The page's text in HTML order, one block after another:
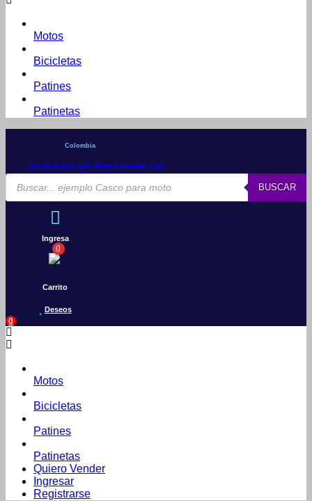
Motos
Bicicletas
Patines
Patinetas
Colombia
Conoce por qué debes vender con
Mercleta
Búsqueda
productos
BUSCAR
Ingresa
0
Carrito
Deseos
0
Motos
Bicicletas
Patines
Patinetas
Quiero Vender
Ingresar
Registrarse